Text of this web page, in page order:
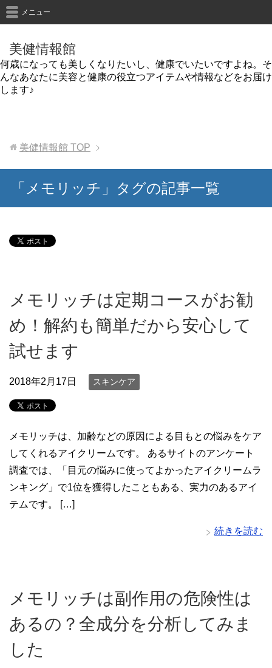
美健情報館
何歳になっても美しくなりたいし、健康でいたいですよね。そ
んなあなたに美容と健康の役立つアイテムや情報などをお届け
します♪
メニュー
美健情報館 TOP
「メモリッチ」タグの記事一覧
メモリッチは定期コースがお勧
め！解約も簡単だから安心して
試せます
2018年2月17日 スキンケア
メモリッチは、加齢などの原因による目もとの悩みをケア
してくれるアイクリームです。 あるサイトのアンケート
調査では、「目元の悩みに使ってよかったアイクリームラ
ンキング」で1位を獲得したこともある、実力のあるアイ
テムです。 […]
続きを読む
メモリッチは副作用の危険性は
あるの？全成分を分析してみま
した